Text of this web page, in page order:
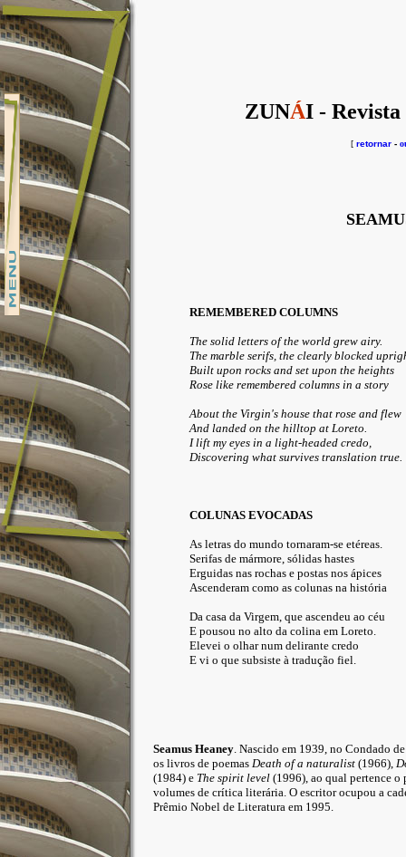
ZUNÁI - Revista
[ retornar -
REMEMBERED COLUMNS
The solid letters of the world grew airy.
The marble serifs, the clearly blocked
Built upon rocks and set upon the heights
Rose like remembered columns in a story
About the Virgin's house that rose and flew
And landed on the hilltop at Loreto.
I lift my eyes in a light-headed credo,
Discovering what survives translation true.
COLUNAS EVOCADAS
As letras do mundo tornaram-se etéreas.
Serifas de mármore, sólidas hastes
Erguidas nas rochas e postas nos ápices
Ascenderam como as colunas na história
Da casa da Virgem, que ascendeu ao céu
E pousou no alto da colina em Loreto.
Elevei o olhar num delirante credo
E vi o que subsiste à tradução fiel.
Seamus Heaney. Nascido em 1939, no Condado
os livros de poemas Death of a naturalist(1966),
(1984) e The spirit level(1996), ao qual pertence o
volumes de crítica literária. O escritor ocupou a
Prêmio Nobel de Literatura em 1995.